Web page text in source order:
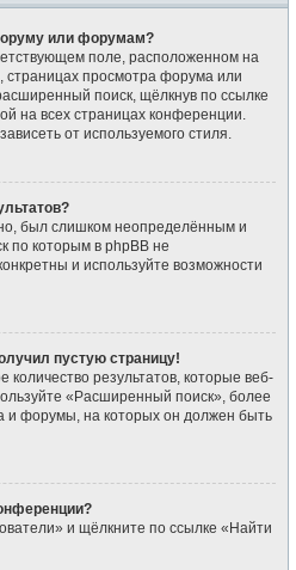
или форумам?
поле, расположенном на
страницах просмотра форума или
поиск, щёлкнув по ссылке
на всех страницах конференции.
от используемого стиля.
был слишком неопределённым и
по которым в phpBB не
и используйте возможности
пустую страницу!
результатов, которые веб-
«Расширенный поиск», более
и форумы, на которых он должен быть
и щёлкните по ссылке «Найти